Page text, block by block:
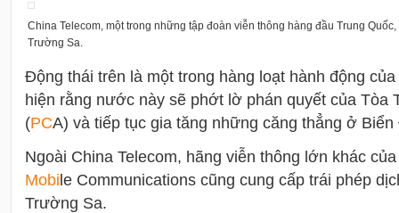
China Telecom, một trong những tập đoàn viễn thông hàng đầu Trung
Trường Sa.
Động thái trên là một trong hàng loạt hành động
hiện rằng nước này sẽ phớt lờ phán quyết của Tòa
(PCA) và tiếp tục gia tăng những căng thẳng ở
Ngoài China Telecom, hãng viễn thông lớn khác
Mobile Communications cũng cung cấp trái phép
Trường Sa.